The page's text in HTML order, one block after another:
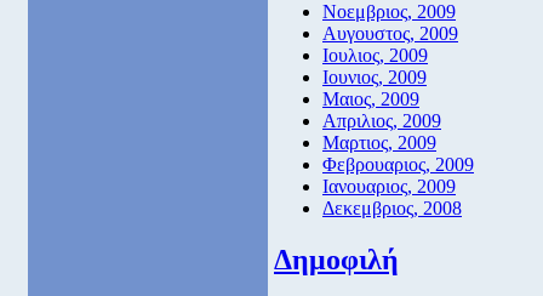
Νοεμβριος, 2009
Αυγουστος, 2009
Ιουλιος, 2009
Ιουνιος, 2009
Μαιος, 2009
Απριλιος, 2009
Μαρτιος, 2009
Φεβρουαριος, 2009
Ιανουαριος, 2009
Δεκεμβριος, 2008
Δημοφιλή